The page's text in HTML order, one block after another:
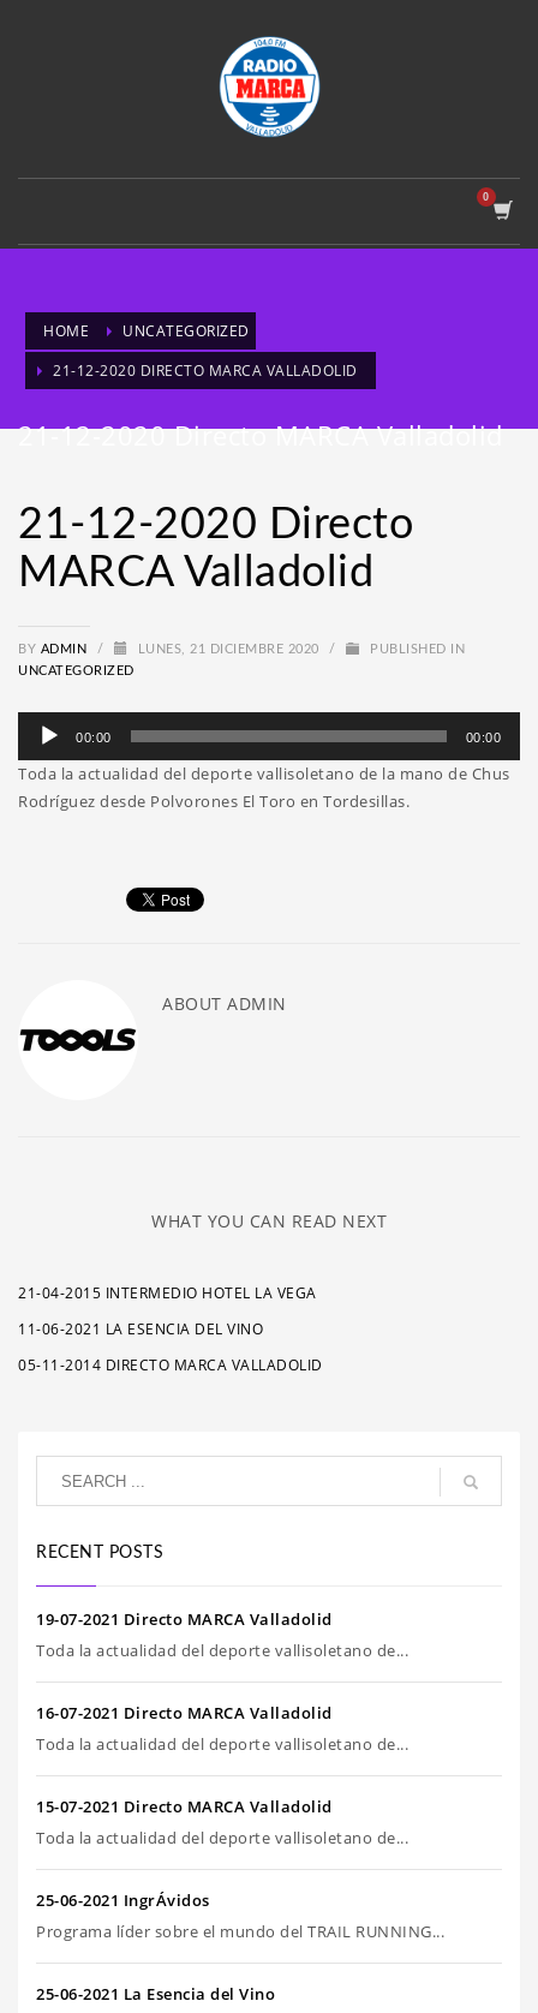
HOME
UNCATEGORIZED
21-12-2020 DIRECTO MARCA VALLADOLID
21-12-2020 Directo MARCA Valladolid
21-12-2020 Directo
MARCA Valladolid
BY ADMIN / LUNES, 21 DICIEMBRE 2020 /
PUBLISHED IN
UNCATEGORIZED
Reproductor
audio
00:00 00:00
Toda la actualidad del deporte vallisoletano de la mano de Chus
Rodríguez desde Polvorones El Toro en Tordesillas.
ABOUT ADMIN
WHAT YOU CAN READ NEXT
21-04-2015 INTERMEDIO HOTEL LA VEGA
11-06-2021 LA ESENCIA DEL VINO
05-11-2014 DIRECTO MARCA VALLADOLID
RECENT POSTS
19-07-2021 Directo MARCA Valladolid
Toda la actualidad del deporte vallisoletano de...
16-07-2021 Directo MARCA Valladolid
Toda la actualidad del deporte vallisoletano de...
15-07-2021 Directo MARCA Valladolid
Toda la actualidad del deporte vallisoletano de...
25-06-2021 IngrÁvidos
Programa líder sobre el mundo del TRAIL RUNNING...
25-06-2021 La Esencia del Vino